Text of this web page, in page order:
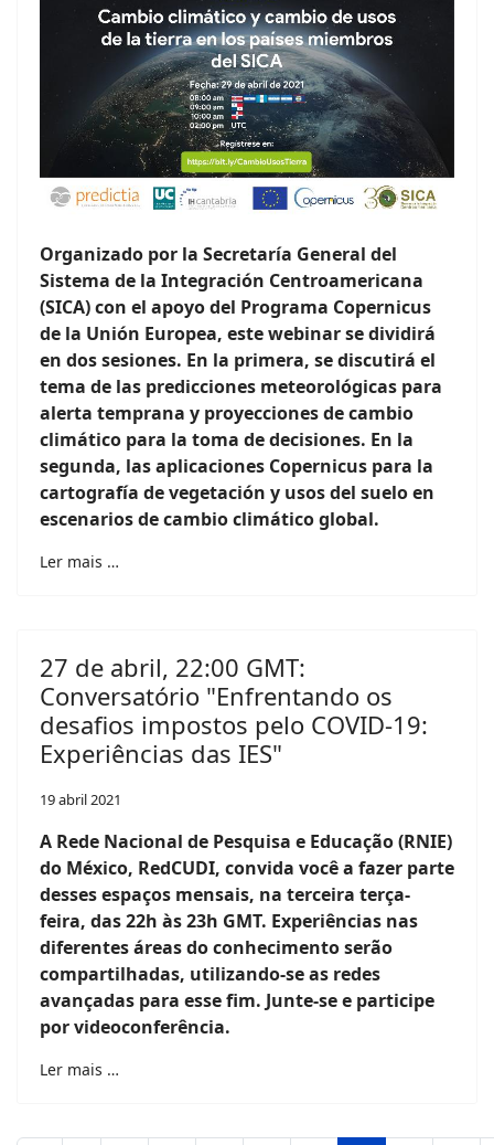
Organizado por la Secretaría General del
Sistema de la Integración Centroamericana
(SICA) con el apoyo del Programa Copernicus
de la Unión Europea, este webinar se dividirá
en dos sesiones. En la primera, se discutirá el
tema de las predicciones meteorológicas para
alerta temprana y proyecciones de cambio
climático para la toma de decisiones. En la
segunda, las aplicaciones Copernicus para la
cartografía de vegetación y usos del suelo en
escenarios de cambio climático global.
Ler mais …
27 de abril, 22:00 GMT:
Conversatório "Enfrentando os
desafios impostos pelo COVID-19:
Experiências das IES"
19 abril 2021
A Rede Nacional de Pesquisa e Educação (RNIE)
do México, RedCUDI, convida você a fazer parte
desses espaços mensais, na terceira terça-
feira, das 22h às 23h GMT. Experiências nas
diferentes áreas do conhecimento serão
compartilhadas, utilizando-se as redes
avançadas para esse fim. Junte-se e participe
por videoconferência.
Ler mais …